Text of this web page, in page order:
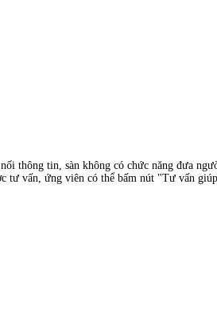
thông tin, sàn không có chức năng đưa
vấn, ứng viên có thể bấm nút "Tư vấn